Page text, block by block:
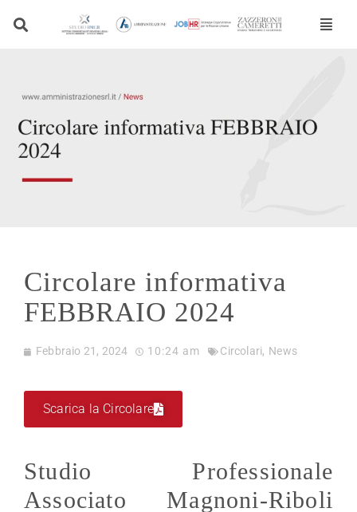
Circolare informativa
FEBBRAIO 2024
Febbraio 21, 2024 10:24 am Circolari, News
Scarica la Circolare
Studio Professionale
Associato Magnoni-Riboli